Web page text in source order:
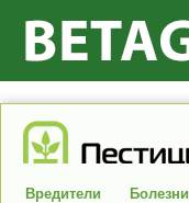
Вредители Болезни